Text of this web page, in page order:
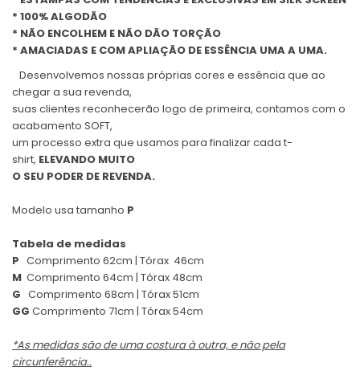
* 100% ALGODÃO
* NÃO ENCOLHEM E NÃO DÃO TORÇÃO
* AMACIADAS E COM APLIAÇÃO DE ESSÊNCIA UMA A UMA.
Desenvolvemos nossas próprias cores e essência que ao
chegar a sua revenda,
suas clientes reconhecerão logo de primeira, contamos com o
acabamento SOFT,
um processo extra que usamos para finalizar cada t-
shirt, ELEVANDO MUITO
O SEU PODER DE REVENDA.
Modelo usa tamanho P
Tabela de medidas
P Comprimento 62cm | Tórax 46cm
M Comprimento 64cm | Tórax 48cm
G Comprimento 68cm | Tórax 51cm
GG Comprimento 71cm | Tórax 54cm
*As medidas são de uma costura à outra, e não pela
circunferência..